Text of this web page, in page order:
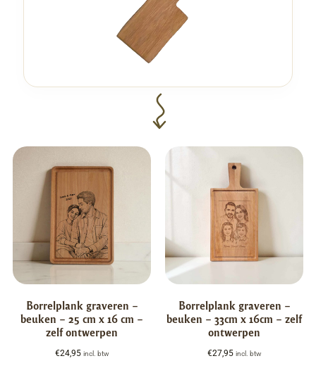
Borrelplank graveren –
beuken – 25 cm x 16 cm –
zelf ontwerpen
€24,95 incl. btw
Borrelplank graveren –
beuken – 33cm x 16cm – zelf
ontwerpen
€27,95 incl. btw